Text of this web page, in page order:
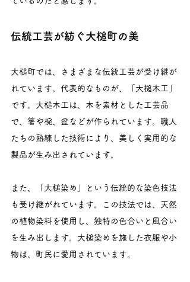
伝統工芸が紡ぐ大槌町の美
大槌町では、さまざまな伝統工芸が受け継が
れています。代表的なものが、「大槌木工」
です。大槌木工は、木を素材とした工芸品
で、箸や椀、盆などが作られています。職人
たちの熟練した技術により、美しく実用的な
製品が生み出されています。
また、「大槌染め」という伝統的な染色技法
も受け継がれています。この技法では、天然
の植物染料を使用し、独特の色合いと風合い
を生み出します。大槌染めを施した衣服や小
物は、町民に愛用されています。